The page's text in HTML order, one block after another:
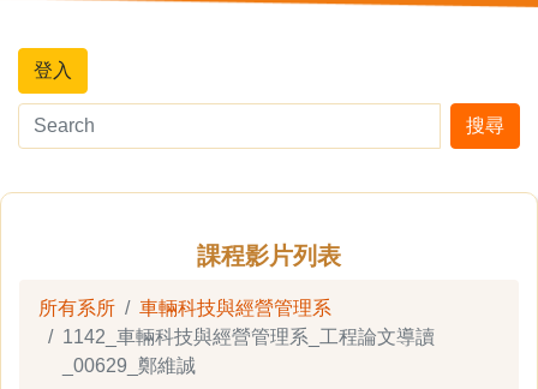
登入
搜尋
課程影片列表
所有系所
車輛科技與經營管理系
1142_車輛科技與經營管理系_工程論文導讀
_00629_鄭維誠